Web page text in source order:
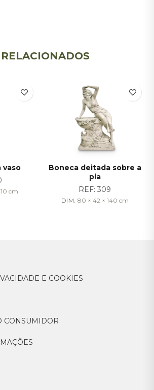
vaso
cm
Boneca deitada sobre a
pia
REF: 309
DIM. 80 × 42 × 140 cm
E COOKIES
CONSUMIDOR